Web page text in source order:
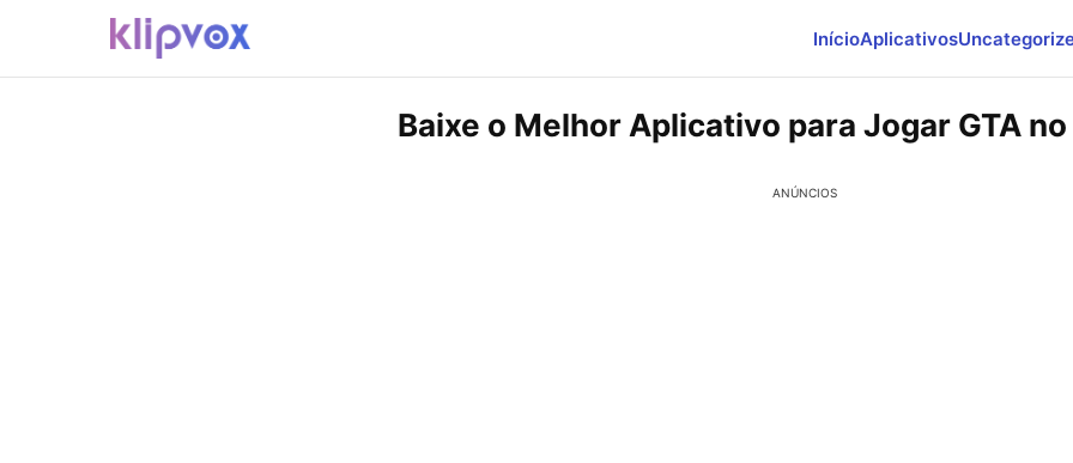
InícioAplicativos
Baixe o Melhor Aplicativo para Jogar GTA
ANÚNCIOS